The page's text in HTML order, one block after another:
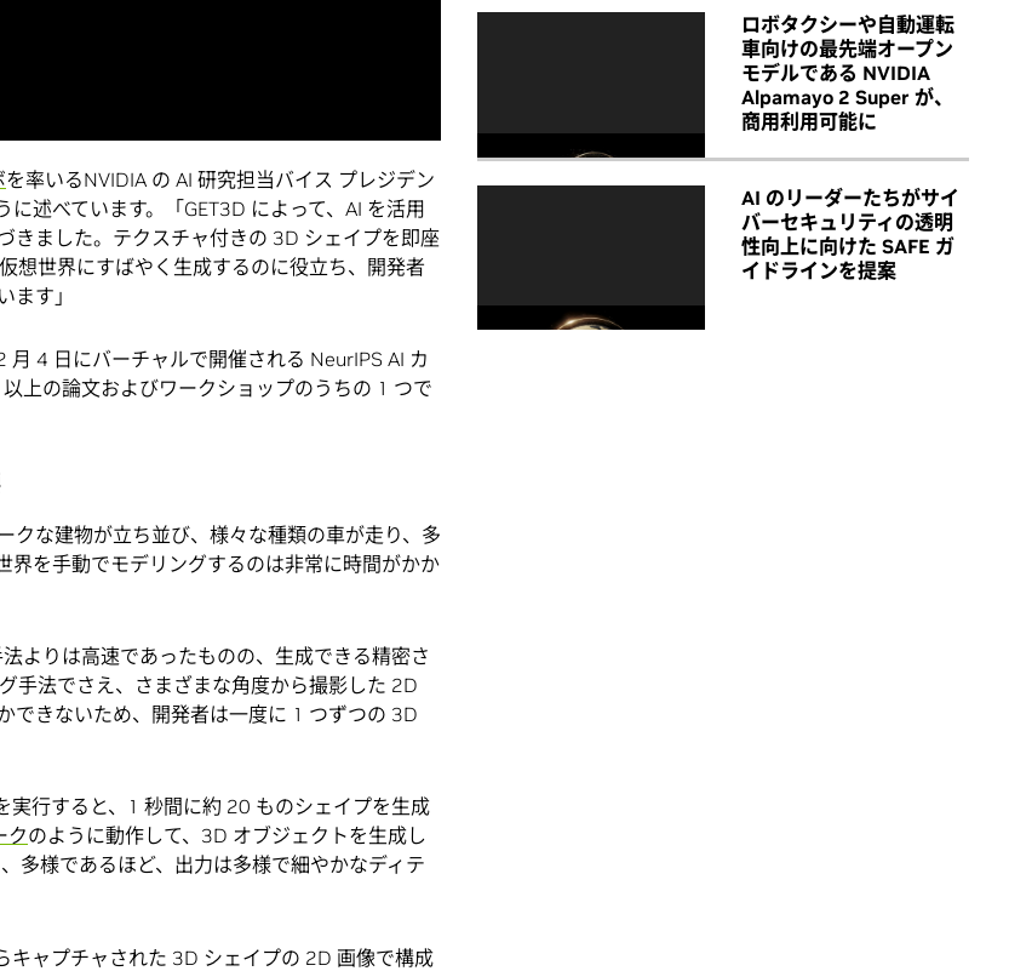
を率いるNVIDIA の AI 研究担当バイス プレジデン
述べています。「GET3D によって、AI を活用
きました。テクスチャ付きの 3D シェイプを即座
想世界にすばやく生成するのに役立ち、開発者
ます」
4 日にバーチャルで開催される NeurIPS AI カ
上の論文およびワークショップのうちの 1 つで
クな建物が立ち並び、様々な種類の車が走り、多
を手動でモデリングするのは非常に時間がかか
よりは高速であったものの、生成できる精密さ
手法でさえ、さまざまな角度から撮影した 2D
できないため、開発者は一度に 1 つずつの 3D
実行すると、1 秒間に約 20 ものシェイプを生成
クのように動作して、3D オブジェクトを生成し
多様であるほど、出力は多様で細やかなディテ
キャプチャされた 3D シェイプの 2D 画像で構成
ロボタクシーや自動運転
車向けの最先端オープン
モデルである NVIDIA
Alpamayo 2 Super が、
商用利用可能に
AI のリーダーたちがサイ
バーセキュリティの透明
性向上に向けた SAFE ガ
イドラインを提案